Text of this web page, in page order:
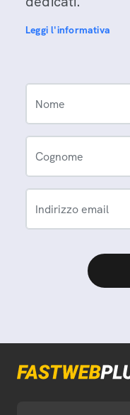
Leggi l'informativa
Nome
Cognome
Indirizzo email